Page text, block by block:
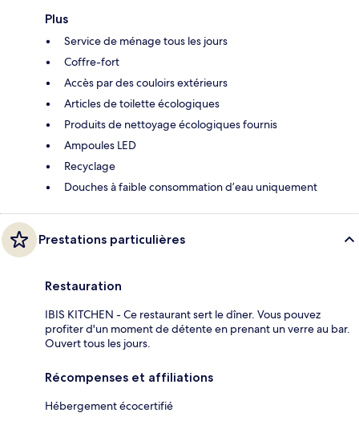
Plus
Service de ménage tous les jours
Coffre-fort
Accès par des couloirs extérieurs
Articles de toilette écologiques
Produits de nettoyage écologiques fournis
Ampoules LED
Recyclage
Douches à faible consommation d’eau uniquement
Prestations particulières
Restauration
IBIS KITCHEN - Ce restaurant sert le dîner. Vous pouvez
profiter d'un moment de détente en prenant un verre au bar.
Ouvert tous les jours.
Récompenses et affiliations
Hébergement écocertifié